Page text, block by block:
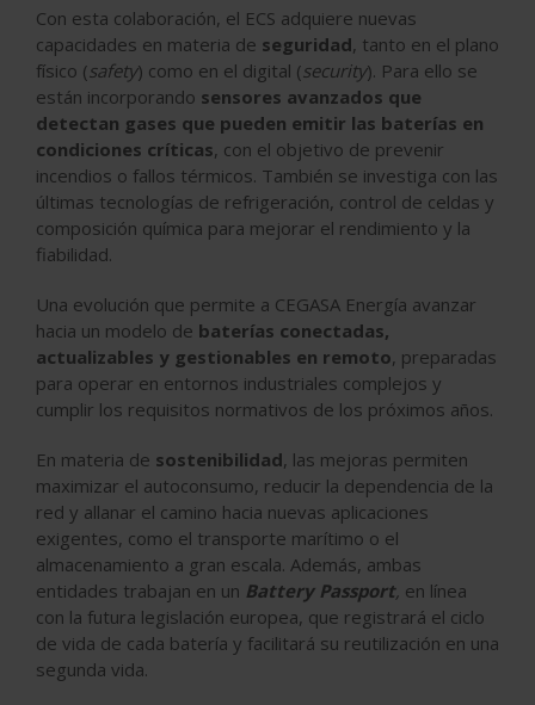
Con esta colaboración, el ECS adquiere nuevas
capacidades en materia de seguridad, tanto en el plano
físico (safety) como en el digital (security). Para ello se
están incorporando sensores avanzados que
detectan gases que pueden emitir las baterías en
condiciones críticas, con el objetivo de prevenir
incendios o fallos térmicos. También se investiga con las
últimas tecnologías de refrigeración, control de celdas y
composición química para mejorar el rendimiento y la
fiabilidad.
Una evolución que permite a CEGASA Energía avanzar
hacia un modelo de baterías conectadas,
actualizables y gestionables en remoto, preparadas
para operar en entornos industriales complejos y
cumplir los requisitos normativos de los próximos años.
En materia de sostenibilidad, las mejoras permiten
maximizar el autoconsumo, reducir la dependencia de la
red y allanar el camino hacia nuevas aplicaciones
exigentes, como el transporte marítimo o el
almacenamiento a gran escala. Además, ambas
entidades trabajan en un Battery Passport, en línea
con la futura legislación europea, que registrará el ciclo
de vida de cada batería y facilitará su reutilización en una
segunda vida.